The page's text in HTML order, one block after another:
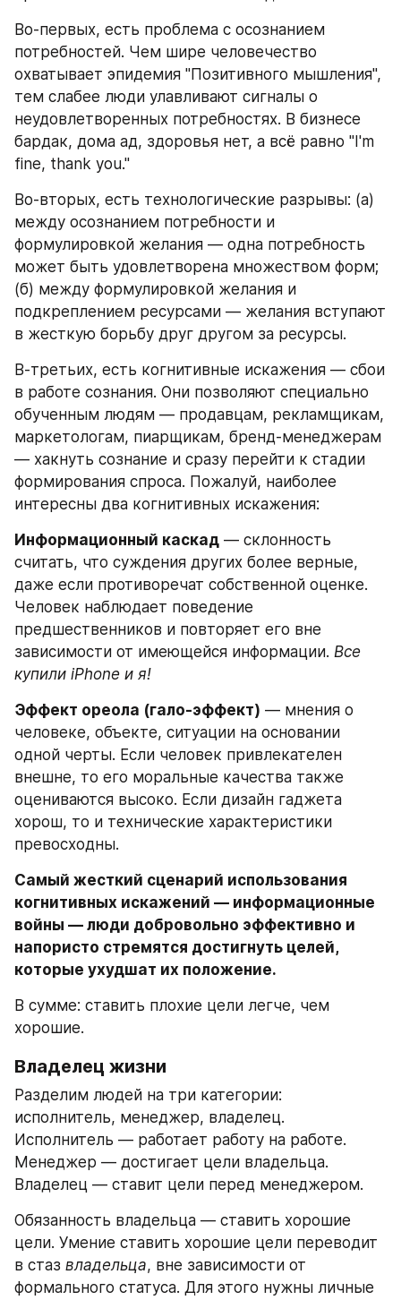
Во-первых, есть проблема с осознанием
потребностей. Чем шире человечество
охватывает эпидемия "Позитивного мышления",
тем слабее люди улавливают сигналы о
неудовлетворенных потребностях. В бизнесе
бардак, дома ад, здоровья нет, а всё равно "I'm
fine, thank you."
Во-вторых, есть технологические разрывы: (а)
между осознанием потребности и
формулировкой желания — одна потребность
может быть удовлетворена множеством форм;
(б) между формулировкой желания и
подкреплением ресурсами — желания вступают
в жесткую борьбу друг другом за ресурсы.
В-третьих, есть когнитивные искажения — сбои
в работе сознания. Они позволяют специально
обученным людям — продавцам, рекламщикам,
маркетологам, пиарщикам, бренд-менеджерам
— хакнуть сознание и сразу перейти к стадии
формирования спроса. Пожалуй, наиболее
интересны два когнитивных искажения:
Информационный каскад — склонность
считать, что суждения других более верные,
даже если противоречат собственной оценке.
Человек наблюдает поведение
предшественников и повторяет его вне
зависимости от имеющейся информации. Все
купили iPhone и я!
Эффект ореола (гало-эффект) — мнения о
человеке, объекте, ситуации на основании
одной черты. Если человек привлекателен
внешне, то его моральные качества также
оцениваются высоко. Если дизайн гаджета
хорош, то и технические характеристики
превосходны.
Самый жесткий сценарий использования
когнитивных искажений — информационные
войны — люди добровольно эффективно и
напористо стремятся достигнуть целей,
которые ухудшат их положение.
В сумме: ставить плохие цели легче, чем
хорошие.
Владелец жизни
Разделим людей на три категории:
исполнитель, менеджер, владелец.
Исполнитель — работает работу на работе.
Менеджер — достигает цели владельца.
Владелец — ставит цели перед менеджером.
Обязанность владельца — ставить хорошие
цели. Умение ставить хорошие цели переводит
в стаз владельца, вне зависимости от
формального статуса. Для этого нужны личные